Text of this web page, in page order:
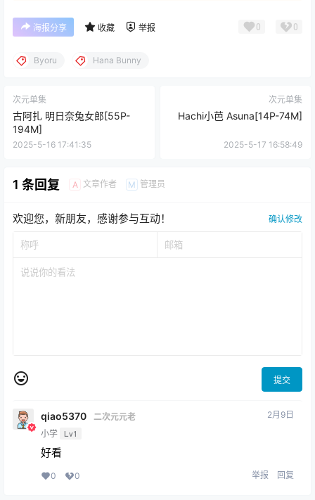
海报分享 收藏 举报 0 0
Byoru Hana Bunny
次元单集
古阿扎 明日奈兔女郎[55P-
194M]
2025-5-16 17:41:35
次元单集
Hachi小芭 Asuna[14P-74M]
2025-5-17 16:58:49
1 条回复 A 文章作者 M 管理员
欢迎您，新朋友，感谢参与互动！ 确认修改
提交
qiao5370
二次元元老
小学 Lv1
2月9日
好看
0 0 举报 回复